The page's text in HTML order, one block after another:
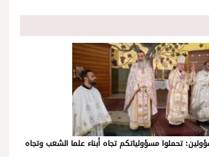
تحملوا مسؤولياتكم تجاه أبناء علما الشعب وتجاه